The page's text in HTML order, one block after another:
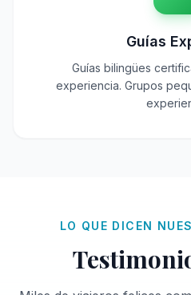
Guías
Guías bilingües
experiencia. Grupos
LO QUE DICEN